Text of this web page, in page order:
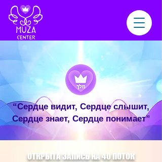
“Сердце видит, Сердце слышит,
Сердце знает, Сердце понимает”
ОТКРЫТА ЗАПИСЬ НА 40 ПОТОК